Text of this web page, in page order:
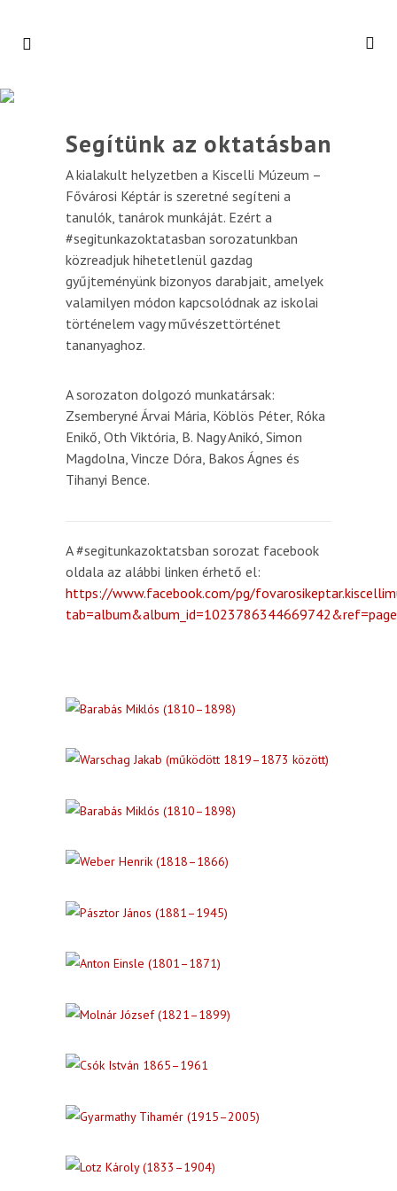
Segítünk az oktatásban
A kialakult helyzetben a Kiscelli Múzeum –
Fővárosi Képtár is szeretné segíteni a
tanulók, tanárok munkáját. Ezért a
#segitunkazoktatasban sorozatunkban
közreadjuk hihetetlenül gazdag
gyűjteményünk bizonyos darabjait, amelyek
valamilyen módon kapcsolódnak az iskolai
történelem vagy művészettörténet
tananyaghoz.
A sorozaton dolgozó munkatársak:
Zsemberyné Árvai Mária, Köblös Péter, Róka
Enikő, Oth Viktória, B. Nagy Anikó, Simon
Magdolna, Vincze Dóra, Bakos Ágnes és
Tihanyi Bence.
A #segitunkazoktatsban sorozat facebook
oldala az alábbi linken érhető el:
https://www.facebook.com/pg/